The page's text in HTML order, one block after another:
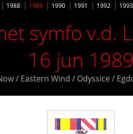
1988 1989 1990 1991 1992 1993
symfo v.d.
16 jun 1989
/ Eastern Wind / Odyssice /